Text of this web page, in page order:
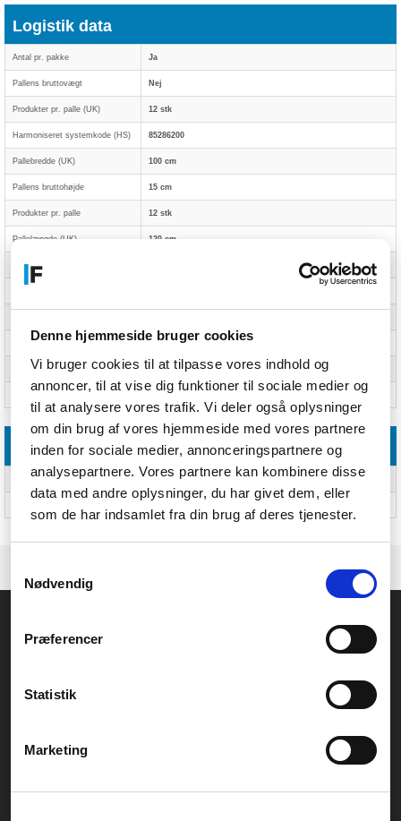
Denne hjemmeside bruger cookies
Vi bruger cookies til at tilpasse vores indhold og
annoncer, til at vise dig funktioner til sociale medier og
til at analysere vores trafik. Vi deler også oplysninger
om din brug af vores hjemmeside med vores partnere
inden for sociale medier, annonceringspartnere og
analysepartnere. Vores partnere kan kombinere disse
data med andre oplysninger, du har givet dem, eller
som de har indsamlet fra din brug af deres tjenester.
Nødvendig
Præferencer
Statistik
Marketing
Logistik data
Antal pr. pakke Ja
Pallens bruttovægt Nej
Produkter pr. palle (UK) 12 stk
Harmoniseret systemkode (HS) 85286200
Pallebredde (UK) 100 cm
Pallens bruttohøjde 15 cm
Produkter pr. palle 12 stk
Pallelængde (UK) 120 cm
Pallehøjde (UK)
Produkter pr. pallelag (UK) 2 stk
Produkter pr. pallelag 2 stk
Pallens bruttolængde 120 cm
Andre funktioner
RS-232-porte Ja
CVR.: 26208637
Generelle henvendelser:
Service- og reklamationsafdelingen: